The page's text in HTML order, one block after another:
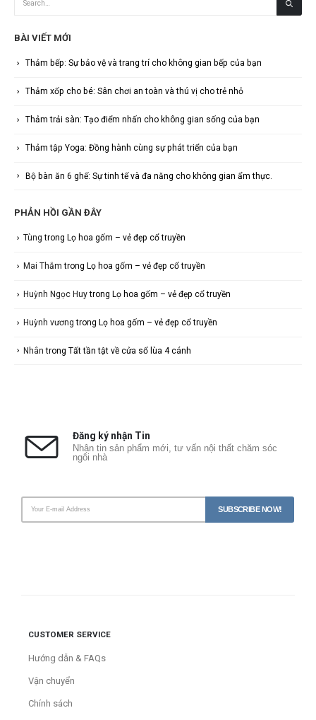
BÀI VIẾT MỚI
Thảm bếp: Sự bảo vệ và trang trí cho không gian bếp của bạn
Thảm xốp cho bé: Sân chơi an toàn và thú vị cho trẻ nhỏ
Thảm trải sàn: Tạo điểm nhấn cho không gian sống của bạn
Thảm tập Yoga: Đồng hành cùng sự phát triển của bạn
Bộ bàn ăn 6 ghế: Sự tinh tế và đa năng cho không gian ẩm thực.
PHẢN HỒI GẦN ĐÂY
Tùng trong Lọ hoa gốm – vẻ đẹp cổ truyền
Mai Thắm trong Lọ hoa gốm – vẻ đẹp cổ truyền
Huỳnh Ngọc Huytrong Lọ hoa gốm – vẻ đẹp cổ truyền
Huỳnh vương trong Lọ hoa gốm – vẻ đẹp cổ truyền
Nhân trong Tất tần tật về cửa sổ lùa 4 cánh
Đăng ký nhận Tin
Nhận tin sản phẩm mới, tư vấn nội thất chăm sóc
ngôi nhà
CUSTOMER SERVICE
Hướng dẫn & FAQs
Vận chuyển
Chính sách